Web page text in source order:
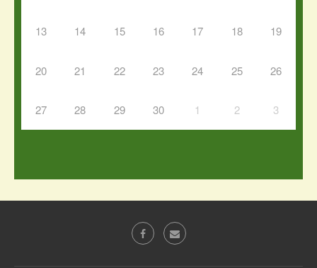
13 14 15 16 17 18 19
20 21 22 23 24 25 26
27 28 29 30 1 2 3